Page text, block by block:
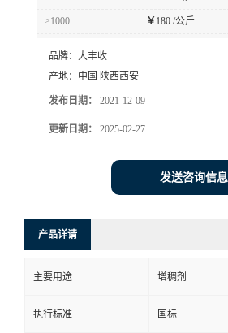
≥1000 ￥180 /公斤
品牌： 大丰收
产地： 中国 陕西西安
发布日期： 2021-12-09
更新日期： 2025-02-27
发送咨询信息
产品详请
主要用途 增稠剂
执行标准 国标